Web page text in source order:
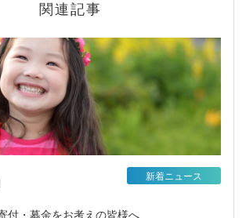
関連記事
付・募金をお考えの皆様へ
新着ニュース